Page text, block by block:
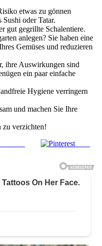
etwas zu gönnen
Sushi oder Tatar.
gut gegrillte Schalentiere.
anlegen? Sie haben eine
Gemüses und reduzieren
ihre Auswirkungen sind
ein paar einfache
Hygiene verringern
und machen Sie Ihre
zu verzichten!
on X Save